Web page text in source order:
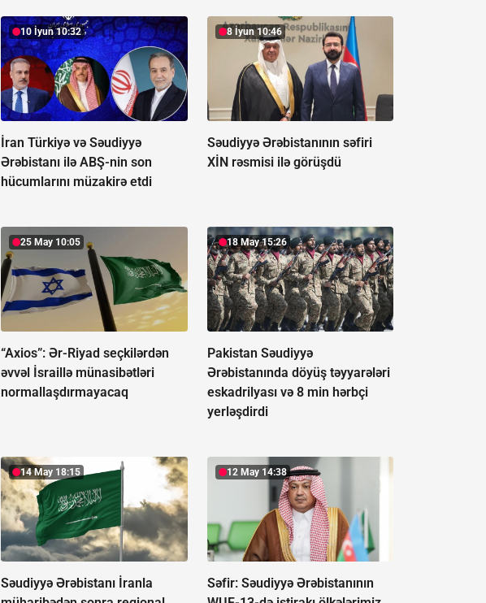
10 İyun 10:32
İran Türkiyə və Səudiyyə
Ərəbistanı ilə ABŞ-nin son
hücumlarını müzakirə etdi
8 İyun 10:46
Səudiyyə Ərəbistanının səfiri
XİN rəsmisi ilə görüşdü
25 May 10:05
“Axios”: Ər-Riyad seçkilərdən
əvvəl İsraillə münasibətləri
normallaşdırmayacaq
18 May 15:26
Pakistan Səudiyyə
Ərəbistanında döyüş təyyarələri
eskadrilyası və 8 min hərbçi
yerləşdirdi
14 May 18:15
Səudiyyə Ərəbistanı İranla
12 May 14:38
Səfir: Səudiyyə Ərəbistanının